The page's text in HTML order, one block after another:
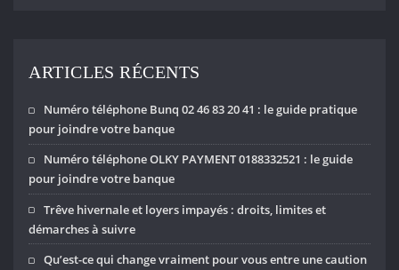
ARTICLES RÉCENTS
Numéro téléphone Bunq 02 46 83 20 41 : le guide pratique
pour joindre votre banque
Numéro téléphone OLKY PAYMENT 0188332521 : le guide
pour joindre votre banque
Trêve hivernale et loyers impayés : droits, limites et
démarches à suivre
Qu’est-ce qui change vraiment pour vous entre une caution